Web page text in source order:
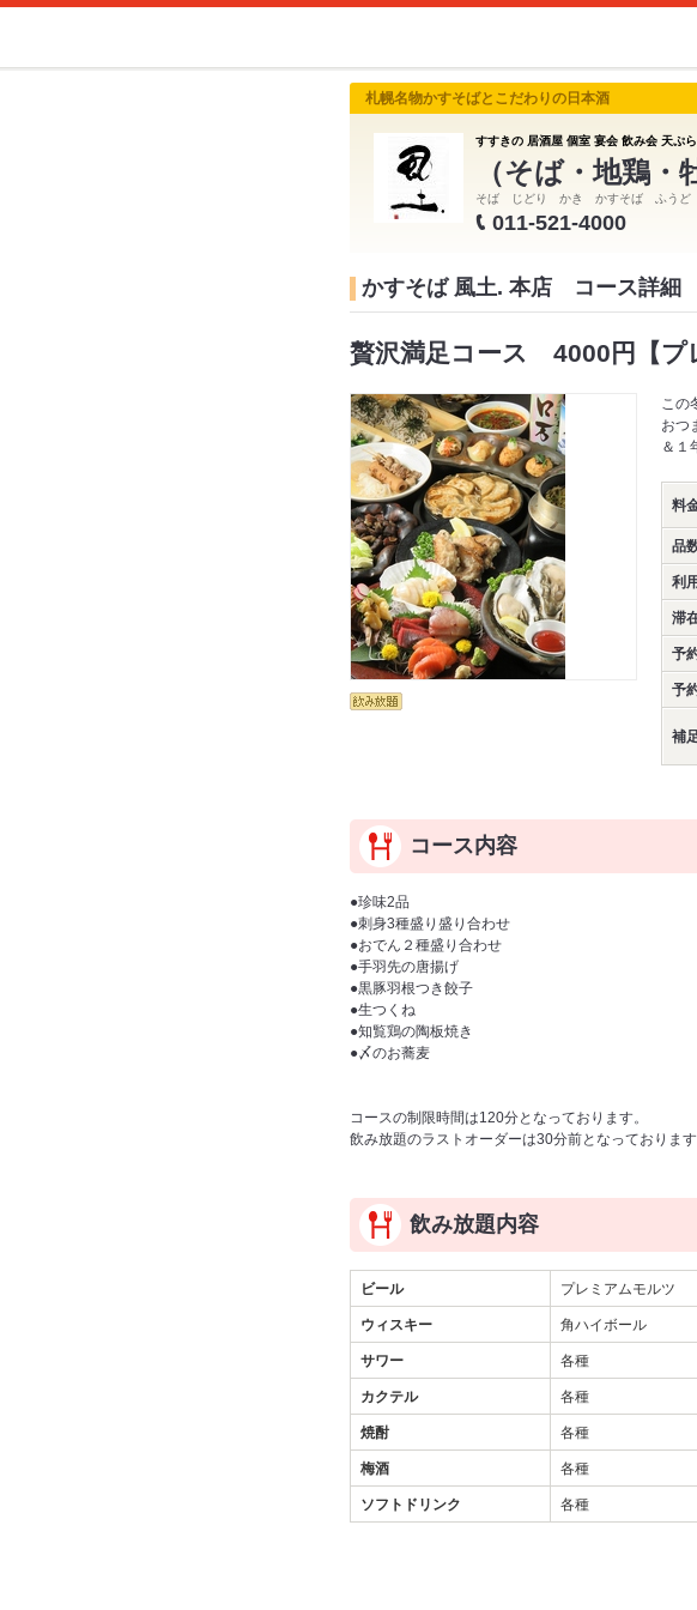
札幌名物かすそばとこだわりの日本酒
すすきの 居酒屋 個室 宴会 飲み会 天ぷ
（そば・地鶏
そば じどり かき かすそば ふうど
011-521-4000
かすそば 風土. 本店 コース詳細
贅沢満足コース 4000円【プ
この
おつ
＆１
料
品
利
滞
予
予
補
コース内容
●珍味2品
●刺身3種盛り盛り合わせ
●おでん２種盛り合わせ
●手羽先の唐揚げ
●黒豚羽根つき餃子
●生つくね
●知覧鶏の陶板焼き
●〆のお蕎麦
コースの制限時間は120分となっております。
飲み放題のラストオーダーは30分前となっております
飲み放題内容
ビール プレミアムモルツ
ウィスキー 角ハイボール
サワー 各種
カクテル 各種
焼酎 各種
梅酒 各種
ソフトドリンク 各種